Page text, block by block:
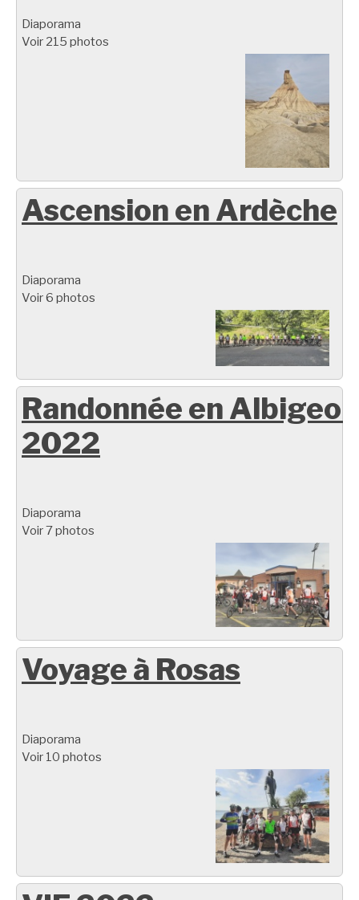
Diaporama
Voir 215 photos
Ascension en Ardèche
Diaporama
Voir 6 photos
Randonnée en
2022
Diaporama
Voir 7 photos
Voyage à Rosas
Diaporama
Voir 10 photos